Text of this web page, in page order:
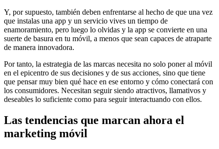
Y, por supuesto, también deben enfrentarse al hecho de que una vez
que instalas una app y un servicio vives un tiempo de
enamoramiento, pero luego lo olvidas y la app se convierte en una
suerte de basura en tu móvil, a menos que sean capaces de atraparte
de manera innovadora.
Por tanto, la estrategia de las marcas necesita no solo poner al móvil
en el epicentro de sus decisiones y de sus acciones, sino que tiene
que pensar muy bien qué hace en ese entorno y cómo conectará con
los consumidores. Necesitan seguir siendo atractivos, llamativos y
deseables lo suficiente como para seguir interactuando con ellos.
Las tendencias que marcan ahora el
marketing móvil